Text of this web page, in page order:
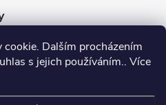
Dalším procházením
s jejich používáním.. Více